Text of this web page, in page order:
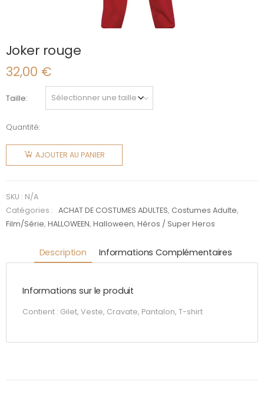
Joker rouge
32,00 €
Taille
Quantité:
quantité
de Joker
rouge
AJOUTER AU PANIER
SKU : N/A
Catégories :
ACHAT DE COSTUMES ADULTES, Costumes Adulte,
Film/Série, HALLOWEEN, Halloween, Héros / Super Heros
Description Informations Complémentaires
Informations sur le produit
Contient : Gilet, Veste, Cravate, Pantalon, T-shirt